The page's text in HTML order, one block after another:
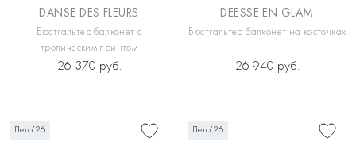
DANSE DES FLEURS
Бюстгальтер балконет с
тропическим принтом
26 370 руб.
DEESSE EN GLAM
Бюстгальтер балконет на косточках
26 940 руб.
Лето’26 Лето’26